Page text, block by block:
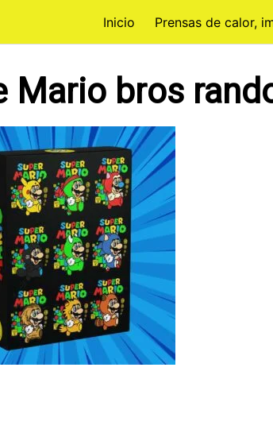
Inicio Prensas de calor,
Mario bros